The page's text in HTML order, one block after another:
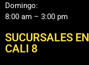
Domingo:
8:00 am – 3:00 pm
SUCURSALES EN
CALI 8